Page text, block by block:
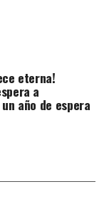
eterna!
a
año de espera